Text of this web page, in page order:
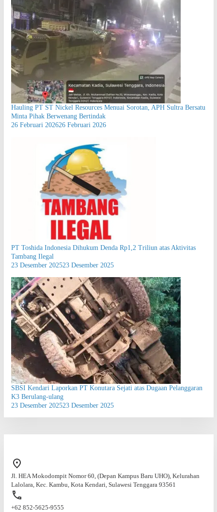
Hauling PT ST Nickel Resources Menuai Sorotan, APH Sultra Bersatu
Minta Pihak Berwenang Bertindak
26 Februari 202626 Februari 2026
PT Toshida Indonesia Dihukum Denda Rp1,2 Triliun atas Aktivitas
Tambang Ilegal
23 Desember 202523 Desember 2025
SBSI Kendari Laporkan PT Konutara Sejati atas Dugaan Pelanggaran
K3 Berulang-ulang
23 Desember 202523 Desember 2025
Jl. HEA Mokodompit Nomor 60, (Depan Kampus Baru UHO), Kelurahan
Lalolara, Kec. Kambu, Kota Kendari, Sulawesi Tenggara 93561
+62 852-5625-9555